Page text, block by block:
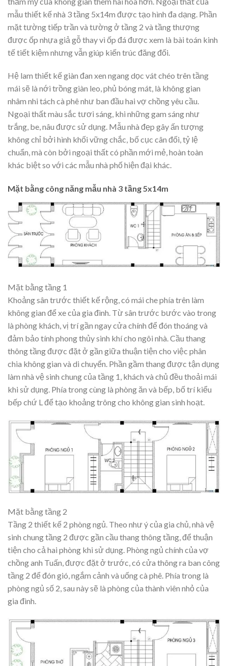
mẫu thiết kế nhà 3 tầng 5x14m được tạo hình đa dạng. Phần
mặt tường tiếp trần và tường ở tầng 2 và tầng thượng
được ốp nhựa giả gỗ thay vì ốp đá được xem là bài toán kinh
tế tiết kiệm nhưng vẫn giúp kiến trúc đăng đối.
Hệ lam thiết kế giàn đan xen ngang dọc vát chéo trên tầng
mái sẽ là nới trồng giàn leo, phủ bóng mát, là không gian
nhâm nhi tách cà phê như ban đầu hai vợ chồng yêu cầu.
Ngoại thất màu sắc tươi sáng, khi những gam sáng như
trắng, be, nâu được sử dụng. Mẫu nhà đẹp gây ấn tượng
không chỉ bởi hình khối vững chắc, bố cục cân đối, tỷ lệ
chuẩn, mà còn bởi ngoại thất có phần mới mẻ, hoàn toàn
khác biệt so với các mẫu nhà phố hiện đại khác.
Mặt bằng công năng mẫu nhà 3 tầng 5x14m
Mặt bằng tầng 1
Khoảng sân trước thiết kế rộng, có mái che phía trên làm
không gian để xe của gia đình. Từ sân trước bước vào trong
là phòng khách, vị trí gần ngay cửa chính để đón thoáng và
đảm bảo tính phong thủy sinh khí cho ngôi nhà. Cầu thang
thông tầng được đặt ở gần giữa thuận tiện cho việc phân
chia không gian và di chuyển. Phần gầm thang được tận dụng
làm nhà vệ sinh chung của tầng 1, khách và chủ đều thoải mái
khi sử dụng. Phía trong cùng là phòng ăn và bếp, bố trí kiểu
bếp chứ L để tạo khoảng trông cho không gian sinh hoạt.
Mặt bằng tầng 2
Tầng 2 thiết kế 2 phòng ngủ. Theo như ý của gia chủ, nhà vệ
sinh chung tầng 2 được gần cầu thang thông tầng, để thuận
tiện cho cả hai phòng khi sử dụng. Phòng ngủ chính của vợ
chồng anh Tuấn, được đặt ở trước, có cửa thông ra ban công
tầng 2 để đón gió, ngắm cảnh và uống cà phê. Phía trong là
phòng ngủ số 2, sau này sẽ là phòng của thành viên nhỏ của
gia đình.